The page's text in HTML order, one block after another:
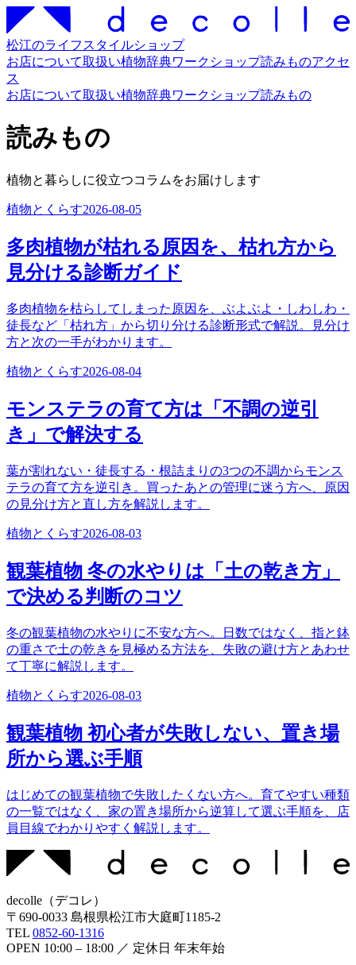
松江のライフスタイルショップ
お店について取扱い植物辞典ワークショップ読みものアクセ
ス
お店について取扱い植物辞典ワークショップ読みもの
読みもの
植物と暮らしに役立つコラムをお届けします
植物とくらす2026-08-05
多肉植物が枯れる原因を、枯れ方から
見分ける診断ガイド
多肉植物を枯らしてしまった原因を、ぶよぶよ・しわしわ・
徒長など「枯れ方」から切り分ける診断形式で解説。見分け
方と次の一手がわかります。
植物とくらす2026-08-04
モンステラの育て方は「不調の逆引
き」で解決する
葉が割れない・徒長する・根詰まりの3つの不調からモンス
テラの育て方を逆引き。買ったあとの管理に迷う方へ、原因
の見分け方と直し方を解説します。
植物とくらす2026-08-03
観葉植物 冬の水やりは「土の乾き方」
で決める判断のコツ
冬の観葉植物の水やりに不安な方へ。日数ではなく、指と鉢
の重さで土の乾きを見極める方法を、失敗の避け方とあわせ
て丁寧に解説します。
植物とくらす2026-08-03
観葉植物 初心者が失敗しない、置き場
所から選ぶ手順
はじめての観葉植物で失敗したくない方へ。育てやすい種類
の一覧ではなく、家の置き場所から逆算して選ぶ手順を、店
員目線でわかりやすく解説します。
decolle （デコレ ）
〒 690-0033 島根県松江市大庭町1185-2
TEL 0852-60-1316
OPEN 10:00 – 18:00 ／ 定休日 年末年始